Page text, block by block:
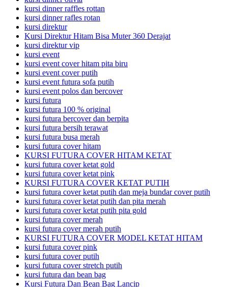
kursi dinner raffles rottan
kursi dinner rafles rotan
kursi direktur
Kursi Direktur Hitam Bisa Muter 360 Derajat
kursi direktur vip
kursi event
kursi event cover hitam pita biru
kursi event cover putih
kursi event futura sofa putih
kursi event polos dan bercover
kursi futura
kursi futura 100 % original
kursi futura bercover dan berpita
kursi futura bersih terawat
kursi futura busa merah
kursi futura cover hitam
KURSI FUTURA COVER HITAM KETAT
kursi futura cover ketat gold
kursi futura cover ketat pink
KURSI FUTURA COVER KETAT PUTIH
kursi futura cover ketat putih dan meja bundar cover putih
kursi futura cover ketat putih dan pita merah
kursi futura cover ketat putih pita gold
kursi futura cover merah
kursi futura cover merah putih
KURSI FUTURA COVER MODEL KETAT HITAM
kursi futura cover pink
kursi futura cover putih
kursi futura cover stretch putih
kursi futura dan bean bag
Kursi Futura Dan Bean Bag Lancip